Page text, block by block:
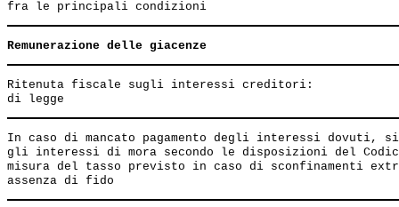
Remunerazione delle giacenze
Ritenuta fiscale sugli interessi creditori:
In caso di mancato pagamento degli interessi dovuti,
gli interessi di mora secondo le disposizioni del
misura del tasso previsto in caso di sconfinamenti